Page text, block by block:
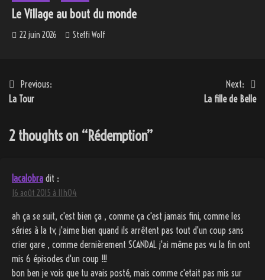
Le Village au bout du monde
22 juin 2026 Steffi Wolf
Navigation
de
l’article
Previous:
La Tour
Next:
La fille de Belle
2 thoughts on “Rédemption”
lacalobra dit :
16 août 2015 à 11h04
ah ça se suit, c'est bien ça , comme ça c'est jamais fini, comme les
séries à la tv, j'aime bien quand ils arrêtent pas tout d'un coup sans
crier gare , comme dernièrement SCANDAL j'ai même pas vu la fin ont
mis 6 épisodes d'un coup !!!
bon ben je vois que tu avais posté, mais comme c'etait pas mis sur